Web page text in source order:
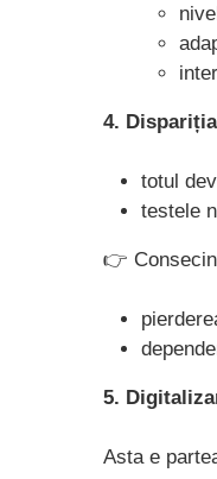
4.
totul
testele
👉
5.
Asta e